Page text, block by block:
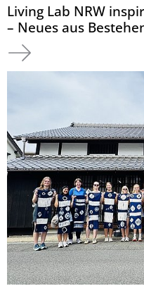
Living Lab NRW
– Neues aus